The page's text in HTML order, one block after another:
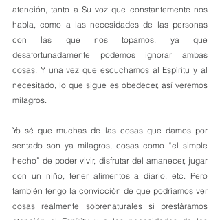
atención, tanto a Su voz que constantemente nos
habla, como a las necesidades de las personas
con las que nos topamos, ya que
desafortunadamente podemos ignorar ambas
cosas. Y una vez que escuchamos al Espíritu y al
necesitado, lo que sigue es obedecer, así veremos
milagros.
Yo sé que muchas de las cosas que damos por
sentado son ya milagros, cosas como “el simple
hecho” de poder vivir, disfrutar del amanecer, jugar
con un niño, tener alimentos a diario, etc. Pero
también tengo la convicción de que podríamos ver
cosas realmente sobrenaturales si prestáramos